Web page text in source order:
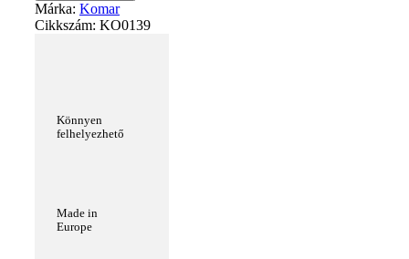
Márka: Komar
Cikkszám: KO0139
Könnyen
felhelyezhető
Made in
Europe